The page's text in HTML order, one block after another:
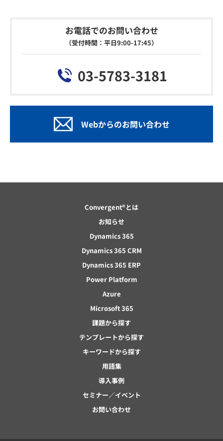
お電話でのお問い合わせ
（受付時間：平日9:00-17:45）
03-5783-3181
Webからのお問い合わせ
Convergent®とは
お知らせ
Dynamics 365
Dynamics 365 CRM
Dynamics 365 ERP
Power Platform
Azure
Microsoft 365
課題から探す
テンプレートから探す
キーワードから探す
用語集
導入事例
セミナー／イベント
お問い合わせ